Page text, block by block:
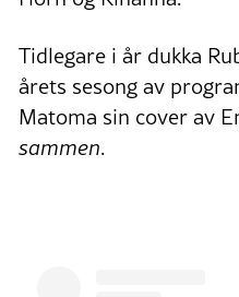
Tidlegare i år dukka
årets sesong av
Matoma sin cover av
sammen.